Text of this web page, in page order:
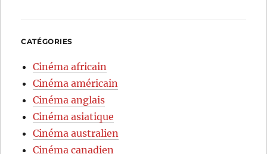
CATÉGORIES
Cinéma africain
Cinéma américain
Cinéma anglais
Cinéma asiatique
Cinéma australien
Cinéma canadien